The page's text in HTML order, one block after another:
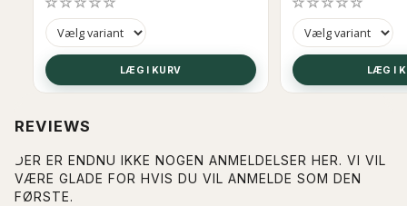
LÆG I KURV LÆG I
REVIEWS
DER ER ENDNU IKKE NOGEN ANMELDELSER HER. VI VIL
VÆRE GLADE FOR HVIS DU VIL ANMELDE SOM DEN
FØRSTE.